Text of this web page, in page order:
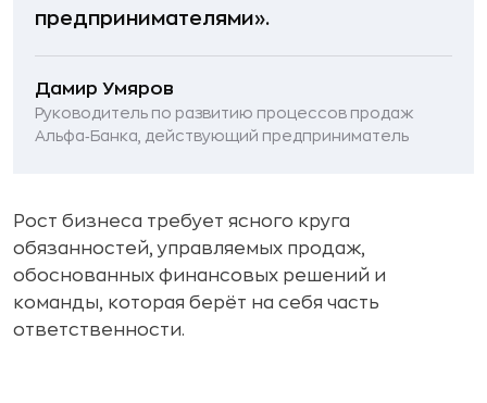
предпринимателями».
Дамир Умяров
Руководитель по развитию процессов продаж
Альфа‑Банка, действующий предприниматель
Рост бизнеса требует ясного круга
обязанностей, управляемых продаж,
обоснованных финансовых решений и
команды, которая берёт на себя часть
ответственности.